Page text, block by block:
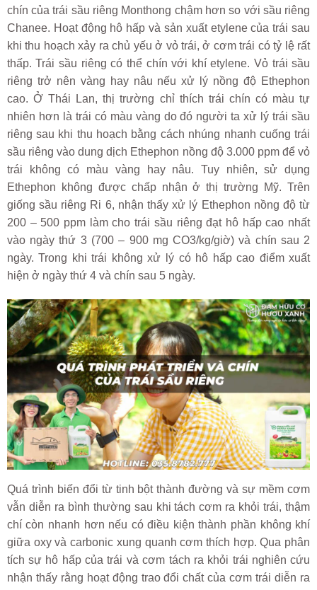
chín của trái sầu riêng Monthong chậm hơn so với sầu riêng
Chanee. Hoạt động hô hấp và sản xuất etylene của trái sau
khi thu hoạch xảy ra chủ yếu ở vỏ trái, ở cơm trái có tỷ lệ rất
thấp. Trái sầu riêng có thể chín với khí etylene. Vỏ trái sầu
riêng trở nên vàng hay nâu nếu xử lý nồng độ Ethephon
cao. Ở Thái Lan, thị trường chỉ thích trái chín có màu tự
nhiên hơn là trái có màu vàng do đó người ta xử lý trái sầu
riêng sau khi thu hoạch bằng cách nhúng nhanh cuống trái
sầu riêng vào dung dịch Ethephon nồng độ 3.000 ppm để vỏ
trái không có màu vàng hay nâu. Tuy nhiên, sử dụng
Ethephon không được chấp nhận ở thị trường Mỹ. Trên
giống sầu riêng Ri 6, nhận thấy xử lý Ethephon nồng độ từ
200 – 500 ppm làm cho trái sầu riêng đạt hô hấp cao nhất
vào ngày thứ 3 (700 – 900 mg CO3/kg/giờ) và chín sau 2
ngày. Trong khi trái không xử lý có hô hấp cao điểm xuất
hiện ở ngày thứ 4 và chín sau 5 ngày.
Quá trình biến đổi từ tinh bột thành đường và sự mềm cơm
vẫn diễn ra bình thường sau khi tách cơm ra khỏi trái, thậm
chí còn nhanh hơn nếu có điều kiện thành phần không khí
giữa oxy và carbonic xung quanh cơm thích hợp. Qua phân
tích sự hô hấp của trái và cơm tách ra khỏi trái nghiên cứu
nhận thấy rằng hoạt động trao đổi chất của cơm trái diễn ra